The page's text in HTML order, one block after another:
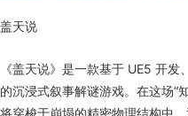
盖天说
《盖天说》是一款基于 UE5 开发
的沉浸式叙事解谜游戏。在这场“